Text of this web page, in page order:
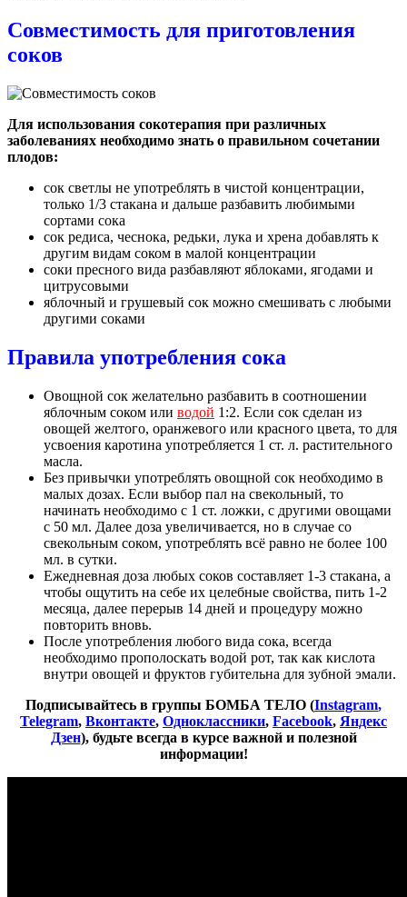
Совместимость для приготовления
соков
Для использования сокотерапия при различных
заболеваниях необходимо знать о правильном сочетании
плодов:
сок светлы не употреблять в чистой концентрации,
только 1/3 стакана и дальше разбавить любимыми
сортами сока
сок редиса, чеснока, редьки, лука и хрена добавлять к
другим видам соком в малой концентрации
соки пресного вида разбавляют яблоками, ягодами и
цитрусовыми
яблочный и грушевый сок можно смешивать с любыми
другими соками
Правила употребления сока
Овощной сок желательно разбавить в соотношении
яблочным соком или водой 1:2. Если сок сделан из
овощей желтого, оранжевого или красного цвета, то для
усвоения каротина употребляется 1 ст. л. растительного
масла.
Без привычки употреблять овощной сок необходимо в
малых дозах. Если выбор пал на свекольный, то
начинать необходимо с 1 ст. ложки, с другими овощами
с 50 мл. Далее доза увеличивается, но в случае со
свекольным соком, употреблять всё равно не более 100
мл. в сутки.
Ежедневная доза любых соков составляет 1-3 стакана, а
чтобы ощутить на себе их целебные свойства, пить 1-2
месяца, далее перерыв 14 дней и процедуру можно
повторить вновь.
После употребления любого вида сока, всегда
необходимо прополоскать водой рот, так как кислота
внутри овощей и фруктов губительна для зубной эмали.
Подписывайтесь в группы БОМБА ТЕЛО (Instagram,
Telegram, Вконтакте, Одноклассники, Facebook, Яндекс
Дзен), будьте всегда в курсе важной и полезной
информации!